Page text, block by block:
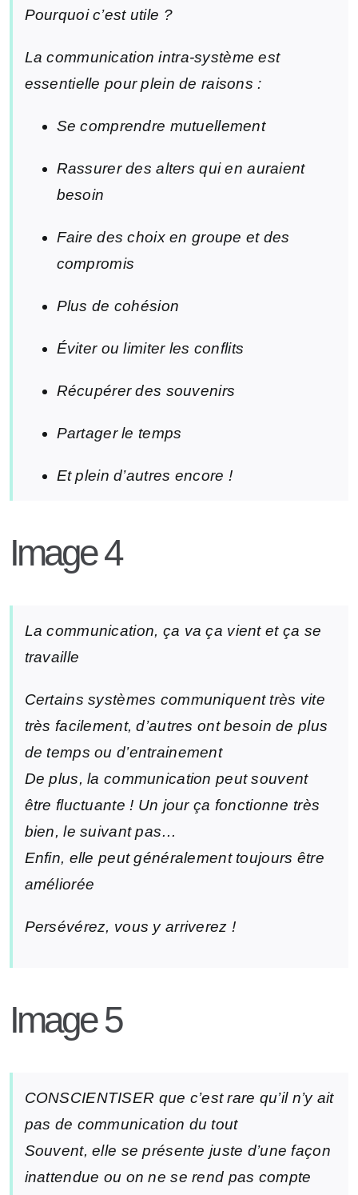
Pourquoi c’est utile ?
La communication intra-système est
essentielle pour plein de raisons :
Se comprendre mutuellement
Rassurer des alters qui en auraient
besoin
Faire des choix en groupe et des
compromis
Plus de cohésion
Éviter ou limiter les conflits
Récupérer des souvenirs
Partager le temps
Et plein d’autres encore !
Image 4
La communication, ça va ça vient et ça se
travaille
Certains systèmes communiquent très vite
très facilement, d’autres ont besoin de plus
de temps ou d’entrainement
De plus, la communication peut souvent
être fluctuante ! Un jour ça fonctionne très
bien, le suivant pas…
Enfin, elle peut généralement toujours être
améliorée
Persévérez, vous y arriverez !
Image 5
CONSCIENTISER que c’est rare qu’il n’y ait
pas de communication du tout
Souvent, elle se présente juste d’une façon
inattendue ou on ne se rend pas compte